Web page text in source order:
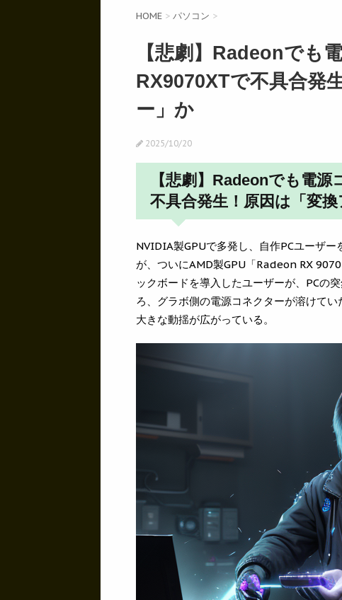
HOME > パソコン >
【悲劇】Radeonでも
RX9070XTで不具合発
ー」か
2025/10/20
【悲劇】Radeonでも電
不具合発生！原因は「変
NVIDIA製GPUで多発し、自作PCユーザ
が、ついにAMD製GPU「Radeon RX
ックボードを導入したユーザーが、PCの
ろ、グラボ側の電源コネクターが溶けて
大きな動揺が広がっている。